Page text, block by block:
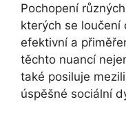
Pochopení
kterých se loučení
efektivní a
těchto nuancí
také posiluje
úspěšné sociální